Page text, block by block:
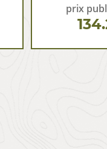
prix